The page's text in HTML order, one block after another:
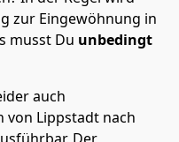
zur Eingewöhnung in
musst Du unbedingt
auch
von Lippstadt nach